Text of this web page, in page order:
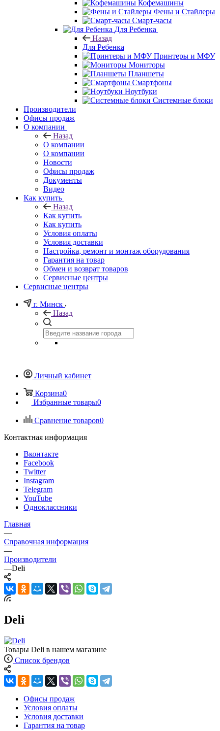
Кофемашины
Фены и Стайлеры
Смарт-часы
Для Ребенка
Назад
Для Ребенка
Принтеры и МФУ
Мониторы
Планшеты
Смартфоны
Ноутбуки
Системные блоки
Производители
Офисы продаж
О компании
Назад
О компании
О компании
Новости
Офисы продаж
Документы
Видео
Как купить
Назад
Как купить
Как купить
Условия оплаты
Условия доставки
Настройка, ремонт и монтаж оборудования
Гарантия на товар
Обмен и возврат товаров
Сервисные центры
Сервисные центры
г. Минск
Назад
Личный кабинет
Корзина0
Избранные товары0
Сравнение товаров0
Контактная информация
Вконтакте
Facebook
Twitter
Instagram
Telegram
YouTube
Одноклассники
Главная
—
Справочная информация
—
Производители
—Deli
Deli
Товары Deli в нашем магазине
Список брендов
Офисы продаж
Условия оплаты
Условия доставки
Гарантия на товар